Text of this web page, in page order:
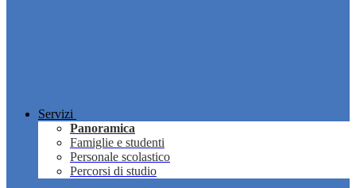
Servizi
Panoramica
Famiglie e studenti
Personale scolastico
Percorsi di studio